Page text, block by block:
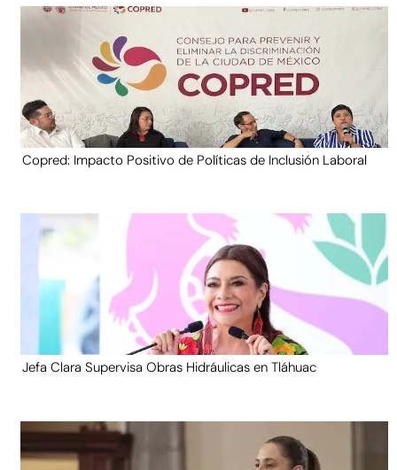
Copred: Impacto Positivo de Políticas de Inclusión Laboral
Jefa Clara Supervisa Obras Hidráulicas en Tláhuac